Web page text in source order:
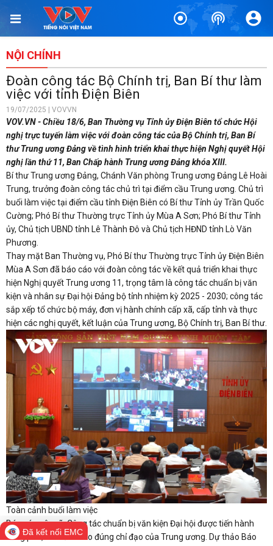
NỘI CHÍNH
Đoàn công tác Bộ Chính trị, Ban Bí thư làm
việc với tỉnh Điện Biên
19/07/2025 | VOVVN
VOV.VN - Chiều 18/6, Ban Thường vụ Tỉnh ủy Điện Biên tổ chức Hội
nghị trực tuyến làm việc với đoàn công tác của Bộ Chính trị, Ban Bí
thư Trung ương Đảng về tình hình triển khai thực hiện Nghị quyết Hội
nghị lần thứ 11, Ban Chấp hành Trung ương Đảng khóa XIII.
Bí thư Trung ương Đảng, Chánh Văn phòng Trung ương Đảng Lê Hoài
Trung, trưởng đoàn công tác chủ trì tại điểm cầu Trung ương. Chủ trì
buổi làm việc tại điểm cầu tỉnh Điện Biên có Bí thư Tỉnh ủy Trần Quốc
Cường; Phó Bí thư Thường trực Tỉnh ủy Mùa A Sơn; Phó Bí thư Tỉnh
ủy, Chủ tịch UBND tỉnh Lê Thành Đô và Chủ tịch HĐND tỉnh Lò Văn
Phương.
Thay mặt Ban Thường vụ, Phó Bí thư Thường trực Tỉnh ủy Điện Biên
Mùa A Sơn đã báo cáo với đoàn công tác về kết quả triển khai thực
hiện Nghị quyết Trung ương 11, trọng tâm là công tác chuẩn bị văn
kiện và nhân sự Đại hội Đảng bộ tỉnh nhiệm kỳ 2025 - 2030; công tác
sắp xếp tổ chức bộ máy, đơn vị hành chính cấp xã, cấp tỉnh và thực
hiện các nghị quyết, kết luận của Trung ương, Bộ Chính trị, Ban Bí thư.
Toàn cảnh buổi làm việc
Báo cáo nêu rõ: Công tác chuẩn bị văn kiện Đại hội được tiến hành
công phu, bài bản theo đúng chỉ đạo của Trung ương. Dự thảo Báo
Đã kết nối EMC